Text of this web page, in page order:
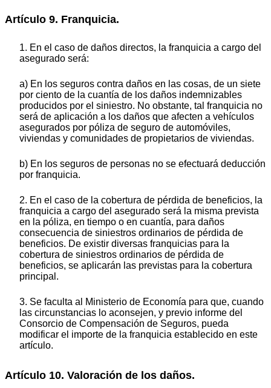
Artículo 9. Franquicia.
1. En el caso de daños directos, la franquicia a cargo del
asegurado será:
a) En los seguros contra daños en las cosas, de un siete
por ciento de la cuantía de los daños indemnizables
producidos por el siniestro. No obstante, tal franquicia no
será de aplicación a los daños que afecten a vehículos
asegurados por póliza de seguro de automóviles,
viviendas y comunidades de propietarios de viviendas.
b) En los seguros de personas no se efectuará deducción
por franquicia.
2. En el caso de la cobertura de pérdida de beneficios, la
franquicia a cargo del asegurado será la misma prevista
en la póliza, en tiempo o en cuantía, para daños
consecuencia de siniestros ordinarios de pérdida de
beneficios. De existir diversas franquicias para la
cobertura de siniestros ordinarios de pérdida de
beneficios, se aplicarán las previstas para la cobertura
principal.
3. Se faculta al Ministerio de Economía para que, cuando
las circunstancias lo aconsejen, y previo informe del
Consorcio de Compensación de Seguros, pueda
modificar el importe de la franquicia establecido en este
artículo.
Artículo 10. Valoración de los daños.